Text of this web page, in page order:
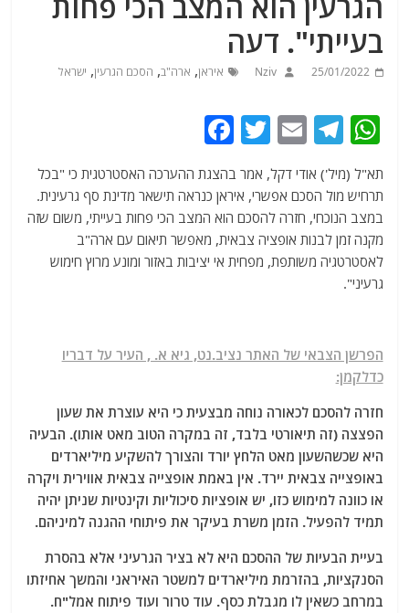
בעייתי". דעה
25/01/2022
Nziv איראן, ארה"ב, הסכם הגרעין, ישראל
W
at
s
A
p
T
e
g
ra
m
E
m
ai
l
T
itt
er
c
e
b
o
תא"ל (מיל') אודי דקל, אמר בהצגת ההערכה האסטרטגית כי "בכל
תרחיש מול הסכם אפשרי, איראן כנראה תישאר מדינת סף גרעינית.
במצב הנוכחי, חזרה להסכם הוא המצב הכי פחות בעייתי, משום שזה
מקנה זמן לבנות אופציה צבאית, מאפשר תיאום עם ארה"ב
לאסטרטגיה משותפת, מפחית אי יציבות באזור ומונע מרוץ חימוש
גרעיני".
הפרשן הצבאי של האתר נציב.נט, גיא א. , העיר על דבריו
כדלקמן:
חזרה להסכם לכאורה נוחה מבצעית כי היא עוצרת את שעון
הפצצה (זה תיאורטי בלבד, זה במקרה הטוב מאט אותו). הבעיה
היא שכשהשעון מאט הלחץ יורד והצורך להשקיע מיליארדים
באופצייה צבאית יירד. אין באמת אופצייה צבאית אווירית ויקרה
או כוונה למימוש כזו, יש אופציות סיכוליות וקינטיות שניתן יהיה
תמיד להפעיל. הזמן משרת בעיקר את פיתוחי ההגנה למיניהם.
בעיית הבעיות של ההסכם היא לא בציר הגרעיני אלא בהסרת
הסנקציות, בהזרמת מיליארדים למשטר האיראני והמשך אחיזתו
במרחב כשאין לו מגבלת כסף. עוד טרור ועוד פיתוח אמל"ח.